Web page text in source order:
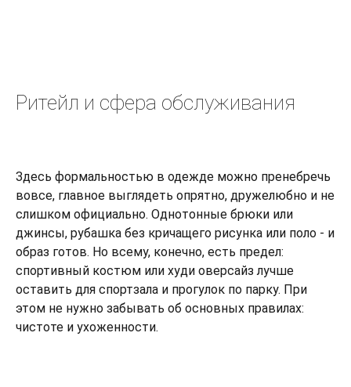
Ритейл и сфера обслуживания
Здесь формальностью в одежде можно пренебречь
вовсе, главное выглядеть опрятно, дружелюбно и не
слишком официально. Однотонные брюки или
джинсы, рубашка без кричащего рисунка или поло - и
образ готов. Но всему, конечно, есть предел:
спортивный костюм или худи оверсайз лучше
оставить для спортзала и прогулок по парку. При
этом не нужно забывать об основных правилах:
чистоте и ухоженности.